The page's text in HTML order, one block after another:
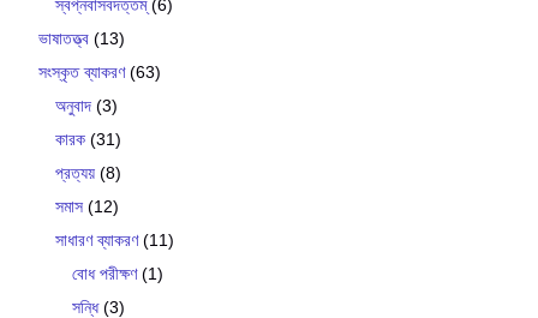
স্বপ্নবাসবদত্তম্(6)
ভাষাতত্ত্ব (13)
সংস্কৃত ব্যাকরণ(63)
অনুবাদ (3)
কারক (31)
প্রত্যয় (8)
সমাস (12)
সাধারণ ব্যাকরণ(11)
বোধ পরীক্ষণ(1)
সন্ধি(3)